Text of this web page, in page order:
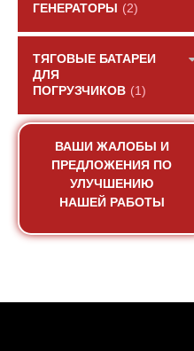
ГЕНЕРАТОРЫ
(2)
ТЯГОВЫЕ БАТАРЕИ
ДЛЯ
ПОГРУЗЧИКОВ (1)
ВАШИ ЖАЛОБЫ И
ПРЕДЛОЖЕНИЯ ПО
УЛУЧШЕНИЮ
НАШЕЙ РАБОТЫ